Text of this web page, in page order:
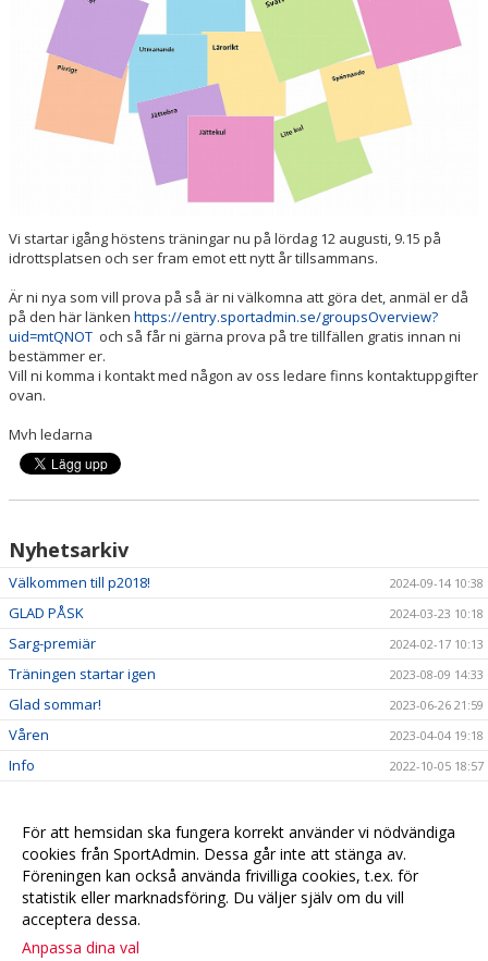
Vi startar igång höstens träningar nu på lördag 12 augusti, 9.15 på
idrottsplatsen och ser fram emot ett nytt år tillsammans.
Är ni nya som vill prova på så är ni välkomna att göra det, anmäl er då
på den här länken https://entry.sportadmin.se/groupsOverview?
uid=mtQNOT och så får ni gärna prova på tre tillfällen gratis innan ni
bestämmer er.
Vill ni komma i kontakt med någon av oss ledare finns kontaktuppgifter
ovan.
Mvh ledarna
Nyhetsarkiv
Välkommen till p2018! 2024-09-14 10:38
GLAD PÅSK 2024-03-23 10:18
Sarg-premiär 2024-02-17 10:13
Träningen startar igen 2023-08-09 14:33
Glad sommar! 2023-06-26 21:59
Våren 2023-04-04 19:18
Info 2022-10-05 18:57
För att hemsidan ska fungera korrekt använder vi nödvändiga
cookies från SportAdmin. Dessa går inte att stänga av.
Föreningen kan också använda frivilliga cookies, t.ex. för
statistik eller marknadsföring. Du väljer själv om du vill
acceptera dessa.
Anpassa dina val